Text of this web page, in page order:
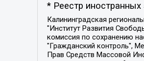
* Реестр иностранных
Калининградская региональная общественная организация "Экозащита!-Женсовет", Фонд содействия защите прав и свобод граждан "Общественный вердикт", Фонд "Институт Развития Свободы Информации", Частное учреждение "Информационное агентство МЕМО. РУ", Региональная общественная организация "Общественная комиссия по сохранению наследия академика Сахарова", Фонд поддержки свободы прессы, Санкт-Петербургская общественная правозащитная организация "Гражданский контроль", Межрегиональная общественная организация "Информационно-просветительский центр "Мемориал", Региональный Фонд "Центр Защиты Прав Средств Массовой Информации", с 05.12.2023 Фонд "Центр Защиты Прав Средств массовой информации", Региональная общественная благотворительная организация помощи беженцам и мигрантам "Гражданское содействие", Негосударственное образовательное учреждение дополнительного профессионального образования (повышение квалификации) специалистов "АКАДЕМИЯ ПО ПРАВАМ ЧЕЛОВЕКА", Свердловская региональная общественная организация "Сутяжник", Автономная некоммерческая организация "Центр независимых социологических исследований", Союз общественных объединений "Российский исследовательский центр по правам человека", Региональное общественное учреждение научно-информационный центр "МЕМОРИАЛ", Некоммерческая организация "Фонд защиты гласности", Автономная некоммерческая организация "Институт прав человека", Городская общественная организация "Екатеринбургское общество "МЕМОРИАЛ", Городская общественная организация "Рязанское историко-просветительское и правозащитное общество "Мемориал" (Рязанский Мемориал), Челябинский